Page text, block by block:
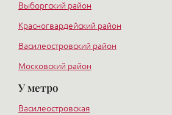
Выборгский район
Красногвардейский район
Василеостровский район
Московский район
Курортный район
У метро
Василеостровская